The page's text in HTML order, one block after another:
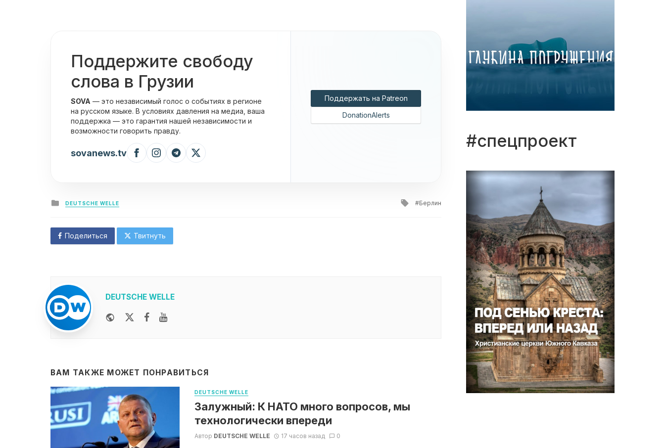
Поддержите свободу
слова в Грузии
SOVA — это независимый голос о событиях в регионе
на русском языке. В условиях давления на медиа, ваша
поддержка — это гарантия нашей независимости и
возможности говорить правду.
sovanews.tv
Поддержать на Patreon
DonationAlerts
Posted
in
DEUTSCHE WELLE
Tagged
Берлин
Поделиться Твитнуть
DEUTSCHE WELLE
WebsiteTwitterFacebook
ВАМ ТАКЖЕ МОЖЕТ ПОНРАВИТЬСЯ
DEUTSCHE WELLE
Залужный: К НАТО много вопросов, мы
технологически впереди
Автор DEUTSCHE WELLE 17 часов назад 0
#спецпроект